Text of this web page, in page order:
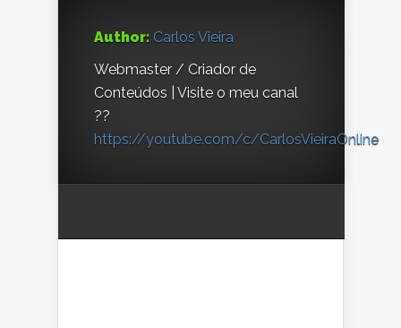
Author: Carlos Vieira
Webmaster / Criador de
Conteúdos | Visite o meu canal
??
https://youtube.com/c/CarlosVieiraOnline